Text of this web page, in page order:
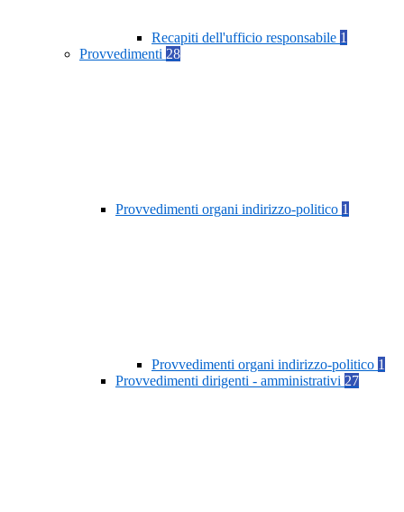
Recapiti dell'ufficio responsabile 1
Provvedimenti 28
Provvedimenti organi indirizzo-politico 1
Provvedimenti organi indirizzo-politico 1
Provvedimenti dirigenti - amministrativi 27